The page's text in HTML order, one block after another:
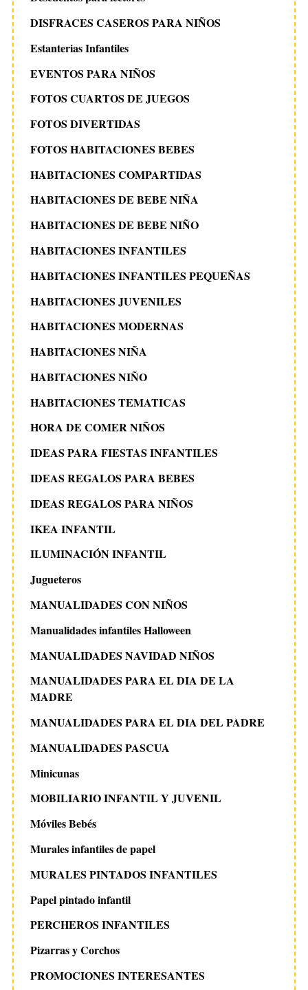
DISFRACES CASEROS PARA NIÑOS
Estanterias Infantiles
EVENTOS PARA NIÑOS
FOTOS CUARTOS DE JUEGOS
FOTOS DIVERTIDAS
FOTOS HABITACIONES BEBES
HABITACIONES COMPARTIDAS
HABITACIONES DE BEBE NIÑA
HABITACIONES DE BEBE NIÑO
HABITACIONES INFANTILES
HABITACIONES INFANTILES PEQUEÑAS
HABITACIONES JUVENILES
HABITACIONES MODERNAS
HABITACIONES NIÑA
HABITACIONES NIÑO
HABITACIONES TEMATICAS
HORA DE COMER NIÑOS
IDEAS PARA FIESTAS INFANTILES
IDEAS REGALOS PARA BEBES
IDEAS REGALOS PARA NIÑOS
IKEA INFANTIL
ILUMINACIÓN INFANTIL
Jugueteros
MANUALIDADES CON NIÑOS
Manualidades infantiles Halloween
MANUALIDADES NAVIDAD NIÑOS
MANUALIDADES PARA EL DIA DE LA
MADRE
MANUALIDADES PARA EL DIA DEL PADRE
MANUALIDADES PASCUA
Minicunas
MOBILIARIO INFANTIL Y JUVENIL
Móviles Bebés
Murales infantiles de papel
MURALES PINTADOS INFANTILES
Papel pintado infantil
PERCHEROS INFANTILES
Pizarras y Corchos
PROMOCIONES INTERESANTES